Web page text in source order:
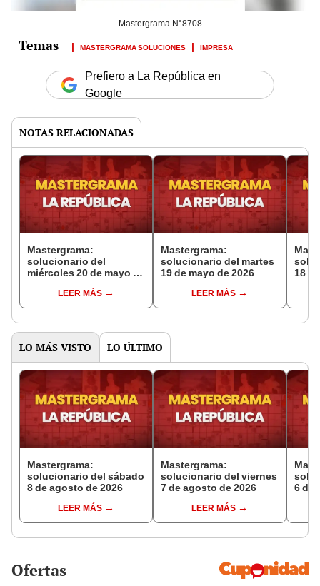
Mastergrama N°8708
MASTERGRAMA SOLUCIONES IMPRESA
Prefiero a La República en
Google
NOTAS RELACIONADAS
Mastergrama:
solucionario del
miércoles 20 de mayo de
LEER MÁS
Mastergrama:
solucionario del martes
19 de mayo de 2026
LEER MÁS
18
LO MÁS VISTO LO ÚLTIMO
Mastergrama:
solucionario del sábado
8 de agosto de 2026
LEER MÁS
Mastergrama:
solucionario del viernes
7 de agosto de 2026
LEER MÁS
6 de
Ofertas